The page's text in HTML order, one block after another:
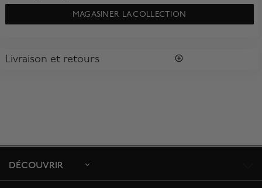
MAGASINER LA COLLECTION
Livraison et retours
livraisons requièrent une signature confirmant sa réception.
DÉCOUVRIR